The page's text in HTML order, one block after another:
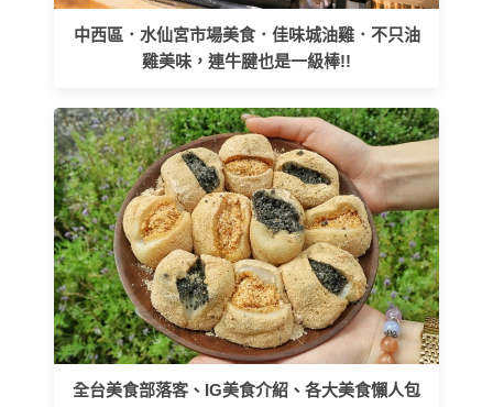
中西區．水仙宮市場美食．佳味城油雞．不只油
雞美味，連牛腱也是一級棒!!
全台美食部落客、IG美食介紹、各大美食懶人包